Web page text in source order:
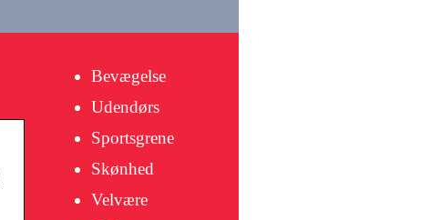
Bevægelse
Udendørs
Sportsgrene
Skønhed
Velvære